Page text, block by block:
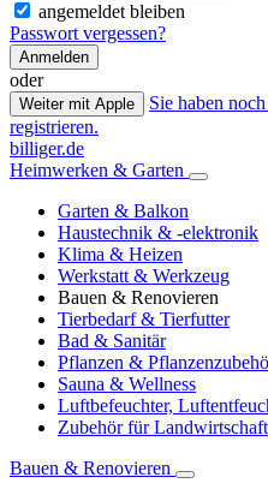
angemeldet bleiben
Passwort vergessen?
Anmelden
oder
Weiter mit Apple
Sie haben
registrieren.
billiger.de
Heimwerken & Garten
Garten & Balkon
Haustechnik & -elektronik
Klima & Heizen
Werkstatt & Werkzeug
Bauen & Renovieren
Tierbedarf & Tierfutter
Bad & Sanitär
Pflanzen &
Sauna & Wellness
Luftbefeuchter,
Zubehör für Landwirtschaft
Bauen & Renovieren